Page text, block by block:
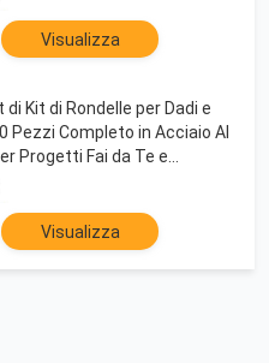
finitura lucida (5 set)
Visualizza
Kit di Rondelle per Dadi e
Pezzi Completo in Acciaio Al
Progetti Fai da Te e
Visualizza